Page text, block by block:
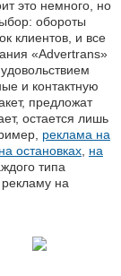
это немного, но
обороты
клиентов, и все
«Advertrans»
и контактную
предложат
остается лишь
реклама на
на остановках, на
типа
на